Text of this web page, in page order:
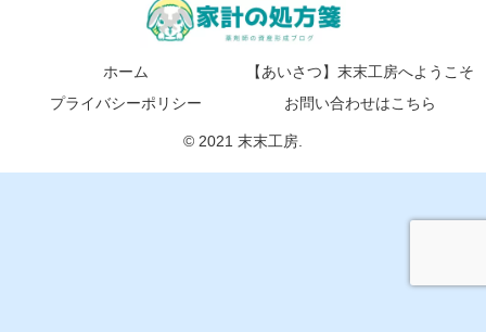
ホーム
【あいさつ】末末工房へようこそ
プライバシーポリシー
お問い合わせはこちら
© 2021 末末工房.